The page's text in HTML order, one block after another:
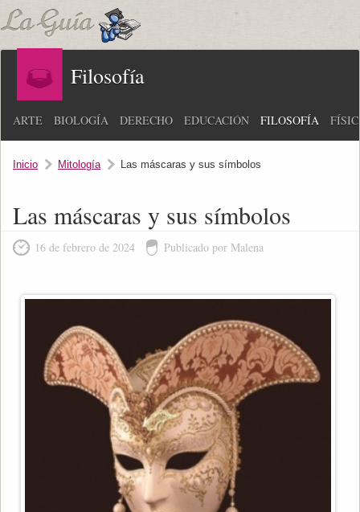
Filosofía
ARTE BIOLOGÍA DERECHO EDUCACIÓN FILOSOFÍA
Inicio Mitología Las máscaras y sus símbolos
Las máscaras y sus símbolos
16 de febrero de 2024 Publicado por Malena